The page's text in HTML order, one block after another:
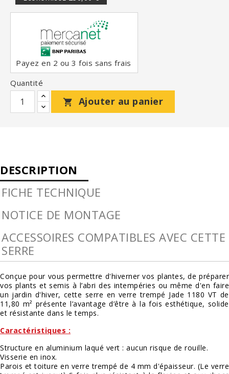
Payez en 2 ou 3 fois sans frais
Quantité

Ajouter au panier
DESCRIPTION
FICHE TECHNIQUE
NOTICE DE MONTAGE
ACCESSOIRES COMPATIBLES AVEC CETTE
SERRE
Conçue pour vous permettre d'hiverner vos plantes, de préparer
vos plants et semis à l’abri des intempéries ou même d'en faire
un jardin d'hiver, cette serre en verre trempé Jade 1180 VT de
11,80 m² présente l’avantage d’être à la fois esthétique, solide
et résistante dans le temps.
Caractéristiques :
Structure en aluminium laqué vert : aucun risque de rouille.
Visserie en inox.
Parois et toiture en verre trempé de 4 mm d'épaisseur. (Le verre